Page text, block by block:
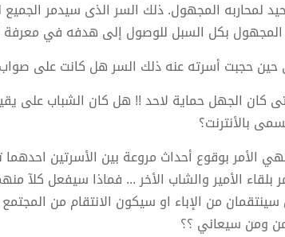
لمحاربه المجهول. ذلك السر الذى سيدمر
بكل السبل للوصول إلى هدفه في معرفة
حين حجبت أسرته عنه ذلك السر هل كانت على
كان الجهل حماية لاحد !! هل كان الشباب على
بالأنترنت؟
الأمر بوقوع أحداث مروعة بين الأسرتين
بلقاء الأمير والشاب الأخر ... فماذا سيفعل كلآ
من الإباء او سيكون الانتقام من
ومن سيعاني ؟؟